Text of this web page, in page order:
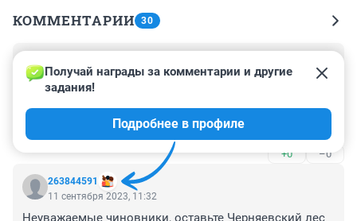
КОММЕНТАРИИ 30
11 сентября 2023, 21:22
Скоро от леса ничего не останется с такими темпами.
Сделают большую стоянку. Молодцы правители,все
+0 –0
263844591
Получай награды за комментарии и другие
задания!
Подробнее в профиле
11 сентября 2023, 11:32
Неуважаемые чиновники, оставьте Черняевский лес